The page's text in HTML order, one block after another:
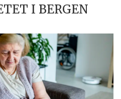
I BERGEN